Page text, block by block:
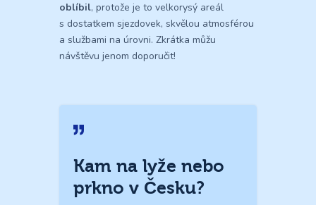
oblíbil, protože je to velkorysý areál
s dostatkem sjezdovek, skvělou atmosférou
a službami na úrovni. Zkrátka můžu
návštěvu jenom doporučit!
Kam na lyže nebo
prkno v Česku?